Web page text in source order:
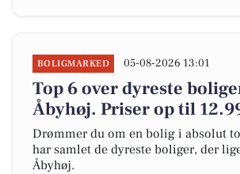
BOLIGMARKED 05-08-2026 13:01
Top 6 over dyreste
Åbyhøj. Priser op til
Drømmer du om en bolig i absolut
har samlet de dyreste boliger, der
Åbyhøj.